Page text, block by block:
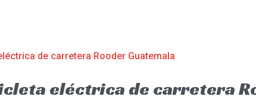
eléctrica de carretera